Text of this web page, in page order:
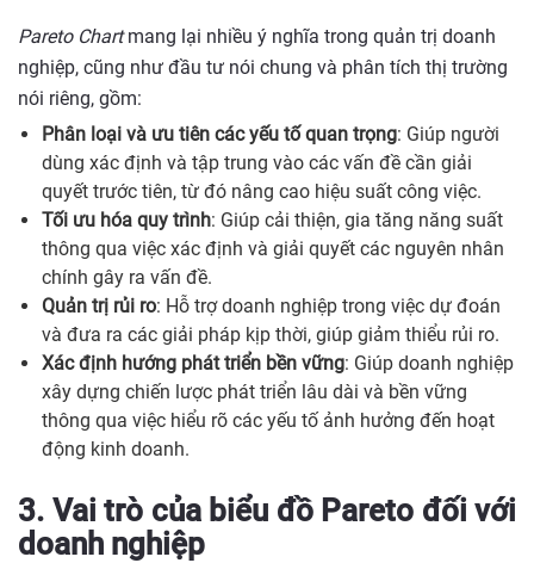
Pareto Chartmang lại nhiều ý nghĩa trong quản trị doanh
nghiệp, cũng như đầu tư nói chung và phân tích thị trường
nói riêng, gồm:
Phân loại và ưu tiên các yếu tố quan trọng: Giúp người
dùng xác định và tập trung vào các vấn đề cần giải
quyết trước tiên, từ đó nâng cao hiệu suất công việc.
Tối ưu hóa quy trình: Giúp cải thiện, gia tăng năng suất
thông qua việc xác định và giải quyết các nguyên nhân
chính gây ra vấn đề.
Quản trị rủi ro: Hỗ trợ doanh nghiệp trong việc dự đoán
và đưa ra các giải pháp kịp thời, giúp giảm thiểu rủi ro.
Xác định hướng phát triển bền vững: Giúp doanh nghiệp
xây dựng chiến lược phát triển lâu dài và bền vững
thông qua việc hiểu rõ các yếu tố ảnh hưởng đến hoạt
động kinh doanh.
3. Vai trò của biểu đồ Pareto đối với
doanh nghiệp